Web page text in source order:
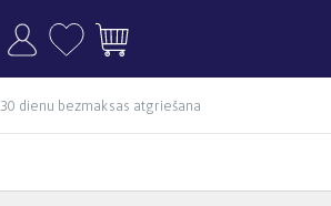
30 dienu bezmaksas atgriešana